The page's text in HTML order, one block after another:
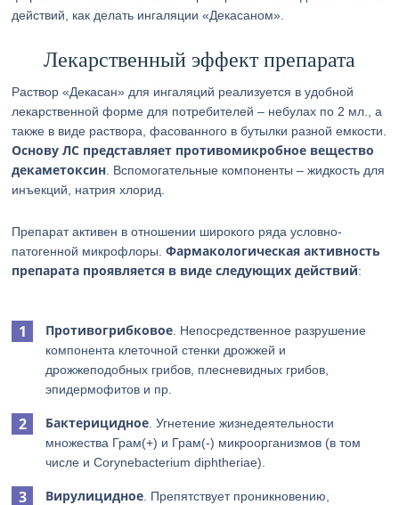
действий, как делать ингаляции «Декасаном».
Лекарственный эффект препарата
Раствор «Декасан» для ингаляций реализуется в удобной
лекарственной форме для потребителей – небулах по 2 мл., а
также в виде раствора, фасованного в бутылки разной емкости.
Основу ЛС представляет противомикробное вещество
декаметоксин . Вспомогательные компоненты – жидкость для
инъекций, натрия хлорид.
Препарат активен в отношении широкого ряда условно-
патогенной микрофлоры.Фармакологическая активность
препарата проявляется в виде следующих действий:
Противогрибковое . Непосредственное разрушение
компонента клеточной стенки дрожжей и
дрожжеподобных грибов, плесневидных грибов,
эпидермофитов и пр.
Бактерицидное . Угнетение жизнедеятельности
множества Грам(+) и Грам(-) микроорганизмов (в том
числе и Corynebacterium diphtheriae).
Вирулицидное . Препятствует проникновению,